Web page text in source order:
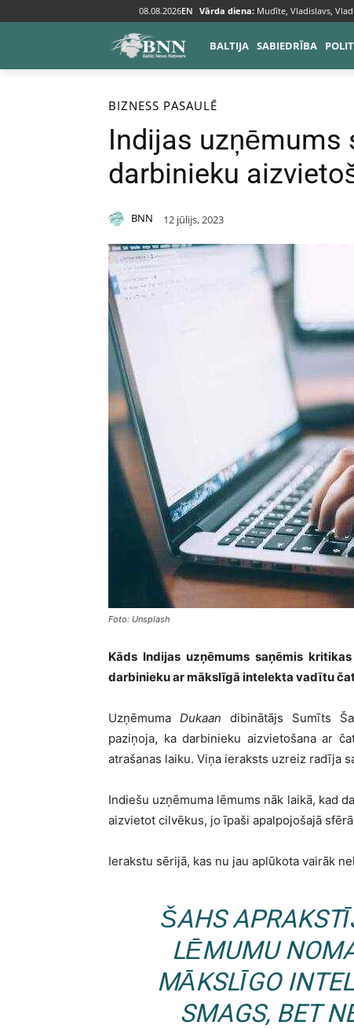
08.08.2026EN Vārda diena: Mudīte, Vladislavs,
BALTIJA SABIEDRĪBA
Sākums Bizness
BIZNESS PASAULĒ
Indijas uzņēmums
darbinieku
BNN 12 jūlijs, 2023
Foto: Unsplash
Kāds Indijas uzņēmums saņēmis
darbinieku ar mākslīgā intelekta vadītu
Uzņēmuma Dukaan dibinātājs Sumīts
paziņoja, ka darbinieku aizvietošana ar
atrašanas laiku. Viņa ieraksts uzreiz radīja
Indiešu uzņēmuma lēmums nāk laikā, kad
aizvietot cilvēkus, jo īpaši apalpojošajā
Ierakstu sērijā, kas nu jau aplūkota vairāk
ŠAHS
LĒMUMU
MĀKSLĪGO
SMAGS, BET